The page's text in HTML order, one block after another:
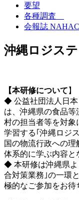
要望
各種調査
会報誌
沖縄ロジス
【本研修について 】
◆ 公益社団法人日本
は、沖縄県の食品
村の担当者等を対象
学習する｢沖縄ロジ
国の物流行政への
体系的に学ぶ内容と
◆ 本研修は沖縄県よ
合対策業務｣の一環
極的なご参加をお待